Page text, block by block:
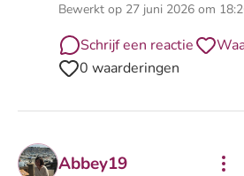
Bewerkt op 27 juni 2026 om
Schrijf een reactie
0 waarderingen
Abbey19